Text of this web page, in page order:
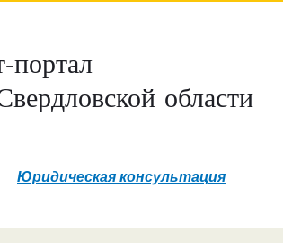
портал
области
Юридическая консультация